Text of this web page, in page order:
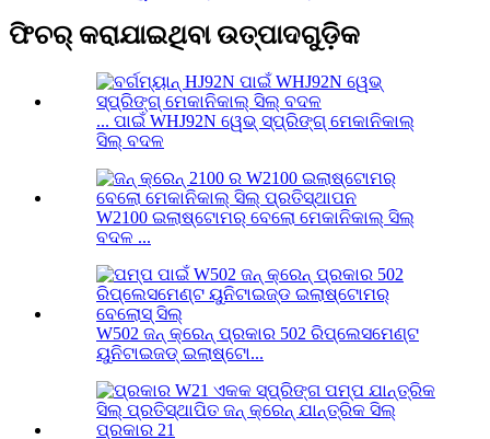
ଫିଚର୍ କରାଯାଇଥିବା ଉତ୍ପାଦଗୁଡ଼ିକ
... ପାଇଁ WHJ92N ୱେଭ୍ ସ୍ପ୍ରିଙ୍ଗ୍ ମେକାନିକାଲ୍
ସିଲ୍ ବଦଳ
W2100 ଇଲାଷ୍ଟୋମର୍ ବେଲୋ ମେକାନିକାଲ୍ ସିଲ୍
ବଦଳ ...
W502 ଜନ୍ କ୍ରେନ୍ ପ୍ରକାର 502 ରିପ୍ଲେସମେଣ୍ଟ
ୟୁନିଟାଇଜଡ୍ ଇଲାଷ୍ଟୋ...